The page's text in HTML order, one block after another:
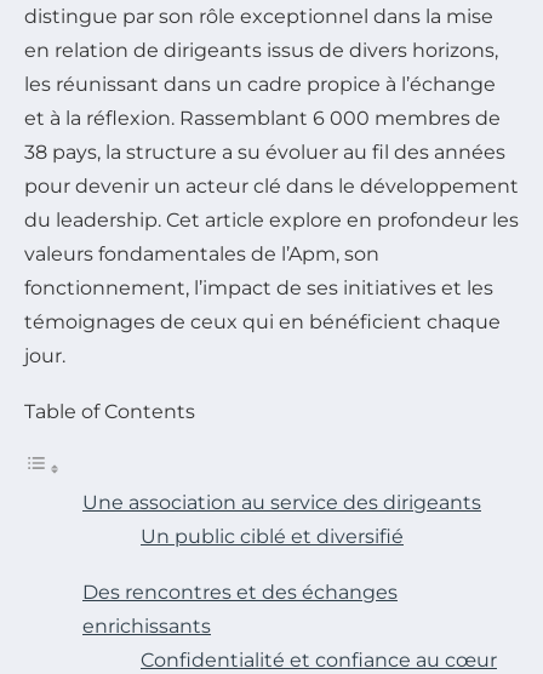
distingue par son rôle exceptionnel dans la mise
en relation de dirigeants issus de divers horizons,
les réunissant dans un cadre propice à l’échange
et à la réflexion. Rassemblant 6 000 membres de
38 pays, la structure a su évoluer au fil des années
pour devenir un acteur clé dans le développement
du leadership. Cet article explore en profondeur les
valeurs fondamentales de l’Apm, son
fonctionnement, l’impact de ses initiatives et les
témoignages de ceux qui en bénéficient chaque
jour.
Table of Contents
Une association au service des dirigeants
Un public ciblé et diversifié
Des rencontres et des échanges
enrichissants
Confidentialité et confiance au cœur